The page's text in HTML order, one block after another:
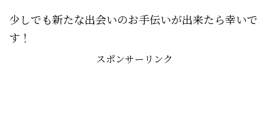
少しでも新たな出会いのお手伝いが出来たら幸いで
す！
スポンサーリンク